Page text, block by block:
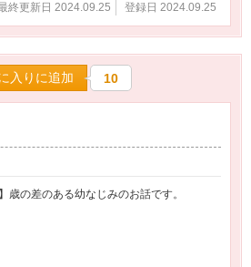
終更新日 2024.09.25 登録日 2024.09.25
入りに追加 10
】歳の差のある幼なじみのお話です。